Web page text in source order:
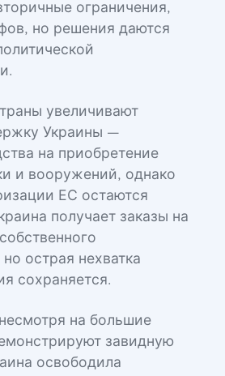
ограничения,
но решения даются
увеличивают
Украины —
на приобретение
и вооружений, однако
ЕС остаются
получает заказы на
острая нехватка
сохраняется.
на большие
завидную
освободила